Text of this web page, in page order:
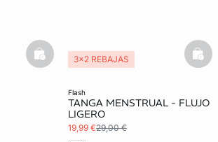
basketfull
flash
TANGA MENSTRUAL - FLUJO
LIGERO
19,99 €29,00 €
3x2 REBAJAS